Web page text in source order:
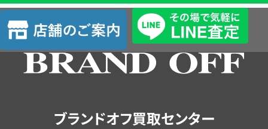
査
定
店
舗
の
ブランドオフ買取センター